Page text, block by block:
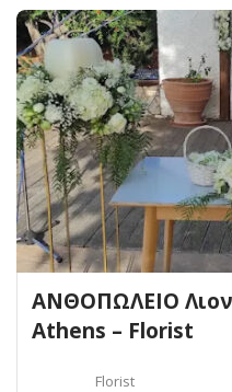
ΑΝΘΟΠΩΛΕΙΟ
Athens – Florist
Florist